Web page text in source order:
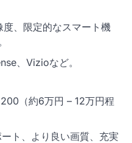
、限定的なスマート機
、Vizioなど。
（約6万円 – 12万円程
ト、より良い画質、充実